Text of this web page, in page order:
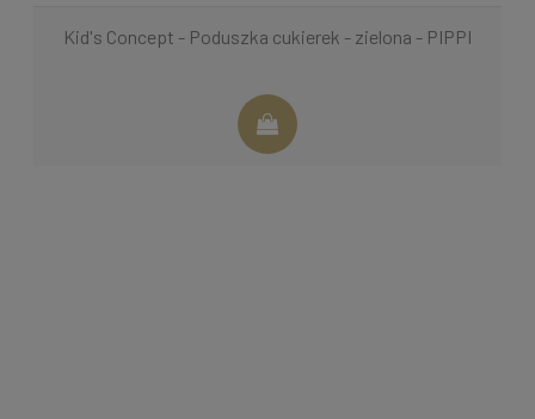
Kid's Concept - Poduszka cukierek - zielona - PIPPI